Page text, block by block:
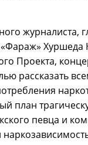
журналиста,
«Фараж» Хуршеда
Проекта,
рассказать
план
певца и